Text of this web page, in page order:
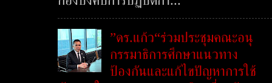
”ดร.แก้ว“ร่วมประชุมคณะอนุ
กรรมาธิการศึกษาแนวทาง
ป้องกันและแก้ไขปัญหาการใช้